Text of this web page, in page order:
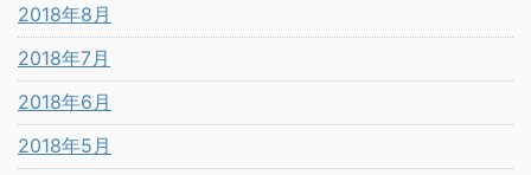
2018年8月
2018年7月
2018年6月
2018年5月